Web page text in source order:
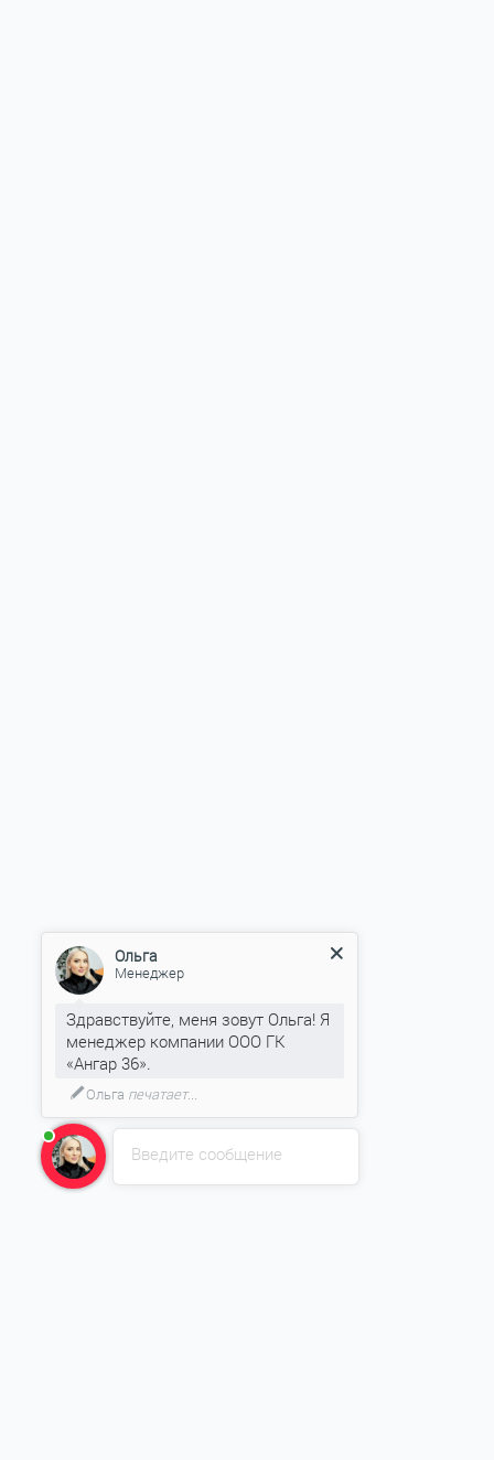
Введите сообщение
Ольга
Менеджер
Здравствуйте, меня зовут Ольга! Я
менеджер компании ООО ГК
«Ангар 36».
Ольга печатает...